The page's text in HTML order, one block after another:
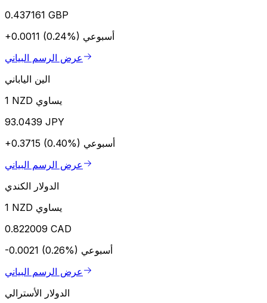
0.437161 GBP
+0.0011 (0.24%) أسبوعي
عرض الرسم البياني
الين الياباني
1 NZD يساوي
93.0439 JPY
+0.3715 (0.40%) أسبوعي
عرض الرسم البياني
الدولار الكندي
1 NZD يساوي
0.822009 CAD
-0.0021 (0.26%) أسبوعي
عرض الرسم البياني
الدولار الأسترالي